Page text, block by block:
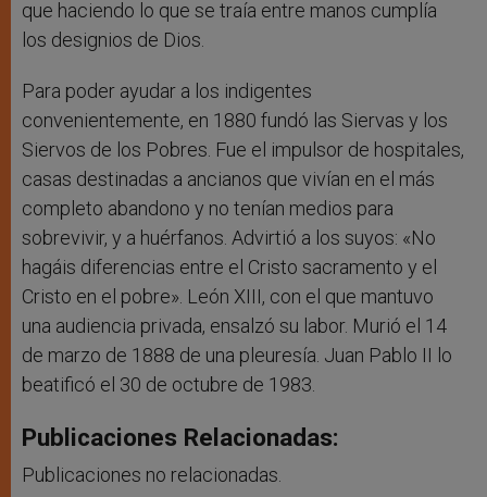
que haciendo lo que se traía entre manos cumplía
los designios de Dios.
Para poder ayudar a los indigentes
convenientemente, en 1880 fundó las Siervas y los
Siervos de los Pobres. Fue el impulsor de hospitales,
casas destinadas a ancianos que vivían en el más
completo abandono y no tenían medios para
sobrevivir, y a huérfanos. Advirtió a los suyos: «No
hagáis diferencias entre el Cristo sacramento y el
Cristo en el pobre». León XIII, con el que mantuvo
una audiencia privada, ensalzó su labor. Murió el 14
de marzo de 1888 de una pleuresía. Juan Pablo II lo
beatificó el 30 de octubre de 1983.
Publicaciones Relacionadas:
Publicaciones no relacionadas.